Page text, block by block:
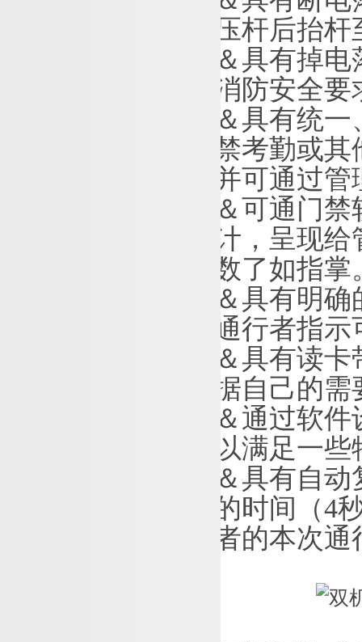
压杆后抬
＆具有掉电
消防安全要
＆具有统一
禁考勤或
并可通过
＆可通门禁
计，呈现
数了如指掌
＆具有明确
通行者指
＆具有读卡
据自己的
＆通过软件
以满足一
＆具有自动
的时间
（4
者的本次